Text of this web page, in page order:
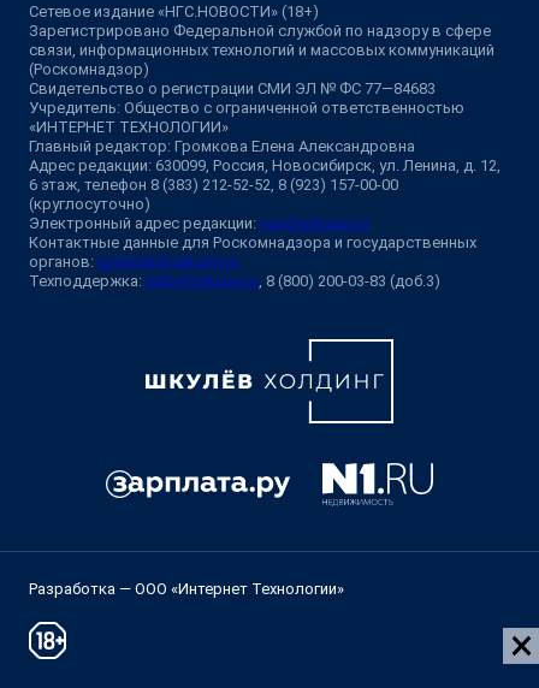
Сетевое издание «НГС.НОВОСТИ» (18+)
Зарегистрировано Федеральной службой по надзору в сфере
связи, информационных технологий и массовых коммуникаций
(Роскомнадзор)
Свидетельство о регистрации СМИ ЭЛ № ФС 77—84683
Учредитель: Общество с ограниченной ответственностью
«ИНТЕРНЕТ ТЕХНОЛОГИИ»
Главный редактор: Громкова Елена Александровна
Адрес редакции: 630099, Россия, Новосибирск, ул. Ленина, д. 12,
6 этаж, телефон 8 (383) 212-52-52, 8 (923) 157-00-00
(круглосуточно)
Электронный адрес редакции: ngs@shkulev.ru
Контактные данные для Роскомнадзора и государственных
органов: juristnsk@shkulev.ru
Техподдержка: help@shkulev.ru , 8 (800) 200-03-83 (доб.3)
Разработка — ООО «Интернет Технологии»